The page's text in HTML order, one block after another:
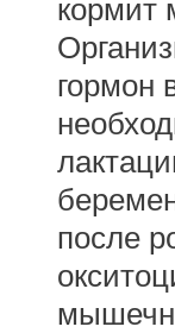
кормит
гормон
после